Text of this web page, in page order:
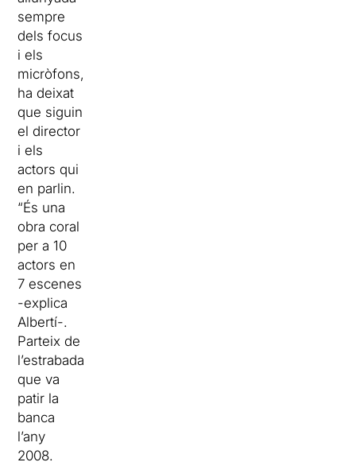
sempre
dels focus
i els
micròfons,
ha deixat
que siguin
el director
i els
actors qui
en parlin.
“És una
obra coral
per a 10
actors en
7 escenes
-explica
Albertí-.
Parteix de
l’estrabada
que va
patir la
banca
l’any
2008.